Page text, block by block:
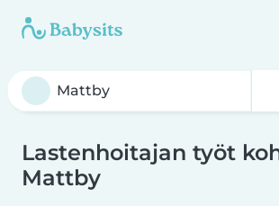
Lastenhoitajan työt
Mattby